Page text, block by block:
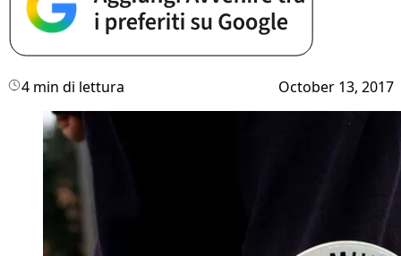
4 min di lettura October 13, 2017